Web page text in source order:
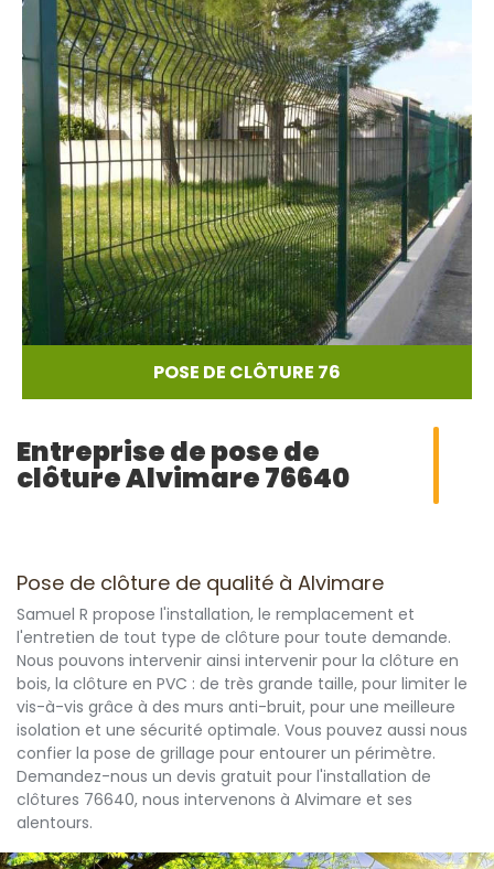
POSE DE CLÔTURE 76
Entreprise de pose de
clôture Alvimare 76640
Pose de clôture de qualité à Alvimare
Samuel R propose l'installation, le remplacement et
l'entretien de tout type de clôture pour toute demande.
Nous pouvons intervenir ainsi intervenir pour la clôture en
bois, la clôture en PVC : de très grande taille, pour limiter le
vis-à-vis grâce à des murs anti-bruit, pour une meilleure
isolation et une sécurité optimale. Vous pouvez aussi nous
confier la pose de grillage pour entourer un périmètre.
Demandez-nous un devis gratuit pour l'installation de
clôtures 76640, nous intervenons à Alvimare et ses
alentours.